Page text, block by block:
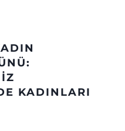
DEĞERINI
KADINLARI